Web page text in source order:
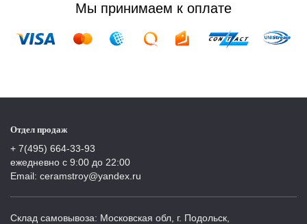
Мы принимаем к оплате
Отдел продаж
+ 7(495) 664-33-93
ежедневно с 9:00 до 22:00
Email: ceramstroy@yandex.ru
Склад самовывоза: Московская обл, г. Подольск,